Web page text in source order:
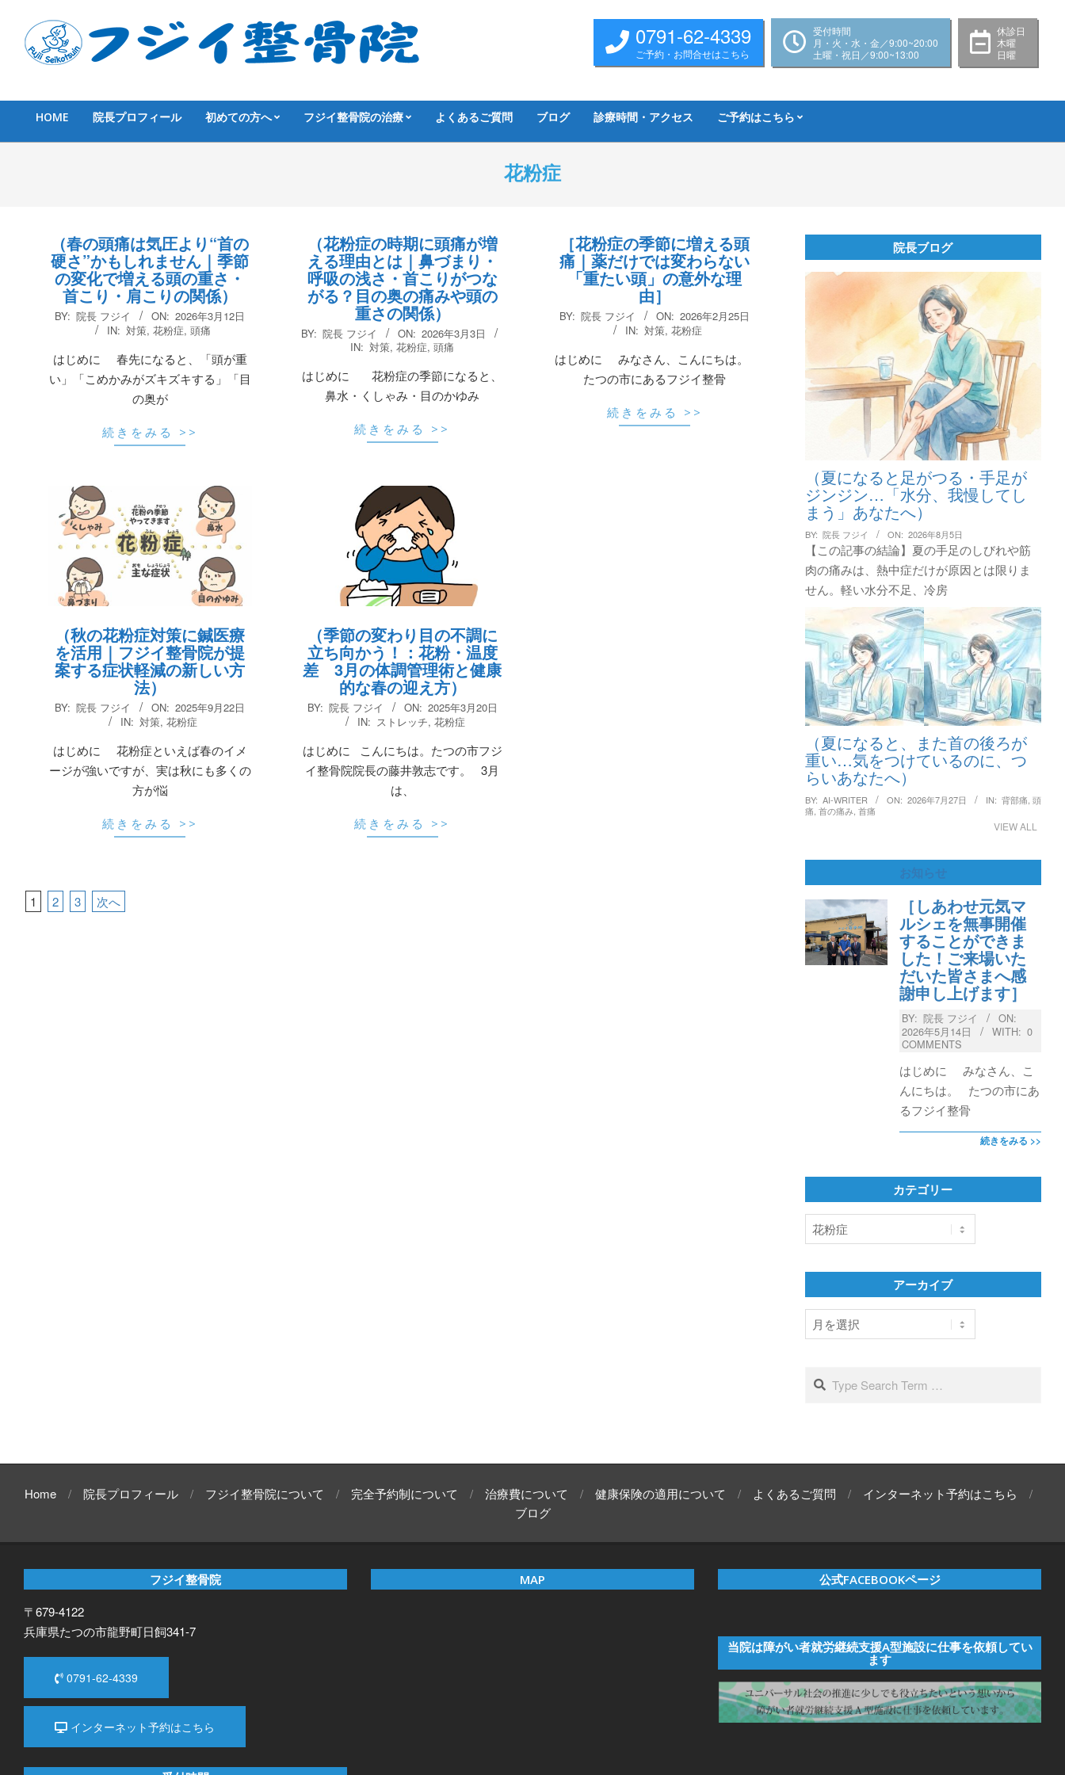
content
0791-62-4339
ご予約・お問合せはこちら
受付時間
月・火・水・金／9:00~20:00
土曜・祝日／9:00~13:00
休診日
木曜
日曜
Navigation
HOME 院長プロフィール 初めての方へ フジイ整骨院の治療 よくあるご質問 ブログ 診療時間・アクセス ご予約はこちら
花粉症
（春の頭痛は気圧より“首の
硬さ”かもしれません｜季節
の変化で増える頭の重さ・
首こり・肩こりの関係）
2026-
BY: 院長 フジイ ON: 2026年3月12日
IN: 対策, 花粉症, 頭痛
はじめに 春先になると、「頭が重
い」「こめかみがズキズキする」「目
の奥が
続きをみる >>
（花粉症の時期に頭痛が増
える理由とは｜鼻づまり・
呼吸の浅さ・首こりがつな
がる？目の奥の痛みや頭の
重さの関係）
2026-
BY: 院長 フジイ ON: 2026年3月3日
IN: 対策,花粉症,頭痛
はじめに 花粉症の季節になると、
鼻水・くしゃみ・目のかゆみ
続きをみる >>
［花粉症の季節に増える頭
痛｜薬だけでは変わらない
「重たい頭」の意外な理
由］
2026-
BY: 院長 フジイ ON: 2026年2月25日
IN: 対策, 花粉症
はじめに みなさん、こんにちは。
たつの市にあるフジイ整骨
続きをみる >>
（秋の花粉症対策に鍼医療
を活用｜フジイ整骨院が提
案する症状軽減の新しい方
法）
2025-
BY: 院長 フジイ ON: 2025年9月22日
IN: 対策, 花粉症
はじめに 花粉症といえば春のイメ
ージが強いですが、実は秋にも多くの
方が悩
続きをみる >>
（季節の変わり目の不調に
立ち向かう！：花粉・温度
差 3月の体調管理術と健康
的な春の迎え方）
2025-
BY: 院長 フジイ ON: 2025年3月20日
IN: ストレッチ, 花粉症
はじめに こんにちは。たつの市フジ
イ整骨院院長の藤井敦志です。 3月
は、
続きをみる >>
投
1 2 3 次へ
院長ブログ
（夏になると足がつる・手足が
ジンジン…「水分、我慢してし
まう」あなたへ）
BY: 院長 フジイ ON: 2026年8月5日
【この記事の結論】夏の手足のしびれや筋
肉の痛みは、熱中症だけが原因とは限りま
せん。軽い水分不足、冷房
（夏になると、また首の後ろが
重い…気をつけているのに、つ
らいあなたへ）
BY: AI-WRITER ON: 2026年7月27日 IN: 背部痛 頭
痛 首の痛み, 首痛
VIEW ALL
お知らせ
［しあわせ元気マ
ルシェを無事開催
することができま
した！ご来場いた
だいた皆さまへ感
謝申し上げます］
BY: 院長 フジイ
ON:
2026年5月14日
WITH: 0
COMMENTS
はじめに みなさん、こ
んにちは。 たつの市にあ
るフジイ整骨
続きをみる >>
カテゴリー
カ
テ
リ
アーカイブ
ア
ー
ブSearch
Home 院長プロフィール フジイ整骨院について 完全予約制について 治療費について 健康保険の適用について よくあるご質問
インターネット予約はこちら
ブログ
フジイ整骨院
〒679-4122
兵庫県たつの市龍野町日飼341-7
0791-62-4339
インターネット予約はこちら
MAP 公式FACEBOOKページ
当院は障がい者就労継続支援A型施設に仕事を依頼してい
ます